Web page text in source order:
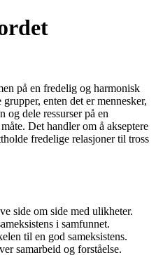
på en fredelig og harmonisk
enten det er mennesker,
og dele ressurser på en
Det handler om å akseptere
fredelige relasjoner til tross
side om side med ulikheter.
i samfunnet.
til en god sameksistens.
samarbeid og forståelse.